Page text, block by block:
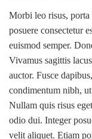
Morbi leo risus, porta
posuere consectetur
euismod semper.
Vivamus sagittis
auctor. Fusce
condimentum nibh,
Nullam quis risus
odio dui. Integer
velit aliquet. Etiam